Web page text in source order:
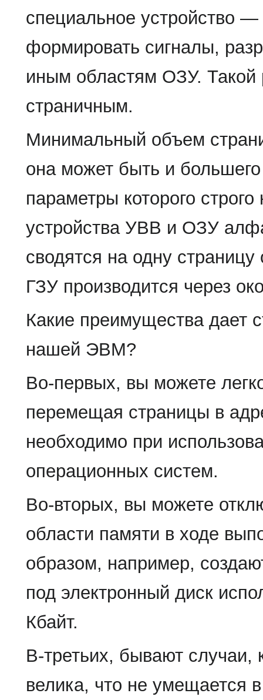
специальное устройство
формировать сигналы,
иным областям ОЗУ. Такой
страничным.
Минимальный объем
она может быть и
параметры которого
устройства УВВ и ОЗУ
сводятся на одну
ГЗУ производится через
Какие преимущества дает
нашей ЭВМ?
Во-первых, вы можете
перемещая страницы в
необходимо при
операционных систем.
Во-вторых, вы можете
области памяти в ходе
образом, например,
под электронный диск
Кбайт.
В-третьих, бывают случаи,
велика, что не умещается